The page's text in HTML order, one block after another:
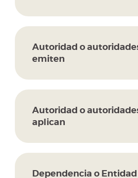
Autoridad o
emiten
Autoridad o
aplican
Dependencia o Entidad